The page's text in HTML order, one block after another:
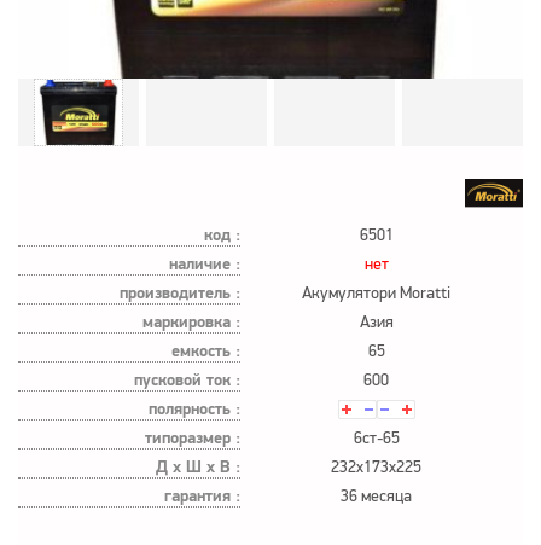
код : 6501
наличие : нет
производитель : Акумулятори Moratti
маркировка : Азия
емкость : 65
пусковой ток : 600
полярность :
типоразмер :
6ст-65
Д х Ш х В : 232x173x225
гарантия : 36 месяца